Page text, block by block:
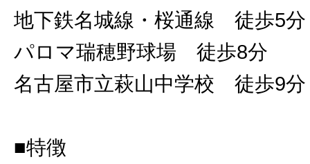
地下鉄名城線・桜通線 徒歩5分
パロマ瑞穂野球場 徒歩8分
名古屋市立萩山中学校 徒歩9分
■特徴